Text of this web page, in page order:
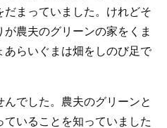
まっていました。けれどそ
農夫のグリーンの家をくま
らいぐまは畑をしのび足で
でした。農夫のグリーンと
いることを知っていました